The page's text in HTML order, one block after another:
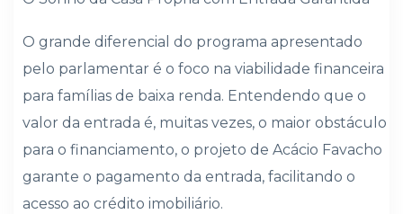
O grande diferencial do programa apresentado
pelo parlamentar é o foco na viabilidade financeira
para famílias de baixa renda. Entendendo que o
valor da entrada é, muitas vezes, o maior obstáculo
para o financiamento, o projeto de Acácio Favacho
garante o pagamento da entrada, facilitando o
acesso ao crédito imobiliário.